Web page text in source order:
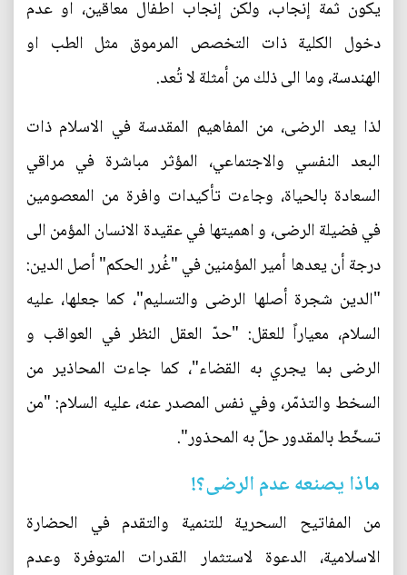
يكون ثمة إنجاب، ولكن إنجاب اطفال معاقين، او عدم
دخول الكلية ذات التخصص المرموق مثل الطب او
الهندسة، وما الى ذلك من أمثلة لا تُعد.
لذا يعد الرضى، من المفاهيم المقدسة في الاسلام ذات
البعد النفسي والاجتماعي، المؤثر مباشرة في مراقي
السعادة بالحياة، وجاءت تأكيدات وافرة من المعصومين
في فضيلة الرضى، و اهميتها في عقيدة الانسان المؤمن الى
درجة أن يعدها أمير المؤمنين في "غُرر الحكم" أصل الدين:
"الدين شجرة أصلها الرضى والتسليم"، كما جعلها، عليه
السلام، معياراً للعقل: "حدّ العقل النظر في العواقب و
الرضى بما يجري به القضاء"، كما جاءت المحاذير من
السخط والتذمّر، وفي نفس المصدر عنه، عليه السلام: "من
تسخّط بالمقدور حلّ به المحذور".
ماذا يصنعه عدم الرضى؟!
من المفاتيح السحرية للتنمية والتقدم في الحضارة
الاسلامية، الدعوة لاستثمار القدرات المتوفرة وعدم